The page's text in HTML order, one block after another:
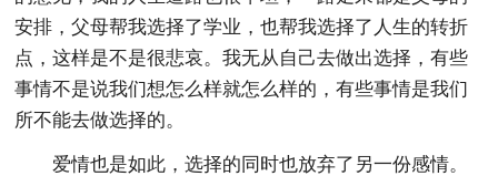
安排，父母帮我选择了学业，也帮我选择了人生的转折
点，这样是不是很悲哀。我无从自己去做出选择，有些
事情不是说我们想怎么样就怎么样的，有些事情是我们
所不能去做选择的。
爱情也是如此，选择的同时也放弃了另一份感情。